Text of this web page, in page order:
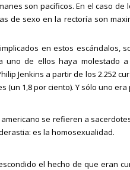
son pacíficos. En el caso de
de sexo en la rectoría son
en estos escándalos,
de ellos haya molestado
Jenkins a partir de los 2.252
(un 1,8 por ciento). Y sólo uno
se refieren a
es la homosexualidad.
el hecho de que eran